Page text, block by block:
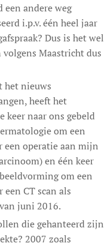
andere weg
i.p.v. één heel jaar
Dus is het wel
Maastricht dus
het nieuws
heeft het
keer naar ons gebeld
om een
een operatie aan mijn
en één keer
om een
een CT scan als
juni 2016.
die gehanteerd zijn
2007 zoals